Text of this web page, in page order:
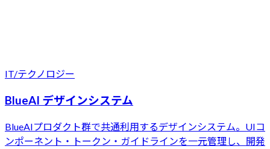
IT/テクノロジー
BlueAI デザインシステム
BlueAIプロダクト群で共通利用するデザインシステム。UIコ
ンポーネント・トークン・ガイドラインを一元管理し、開発